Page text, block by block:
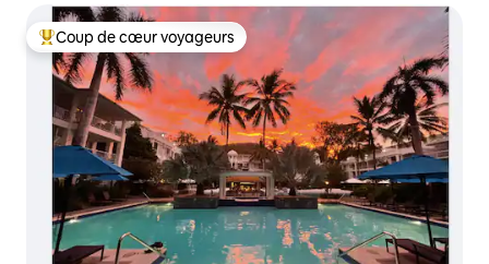
Coups de cœur voyageurs les plus appréciés
Coup de cœur voyageurs